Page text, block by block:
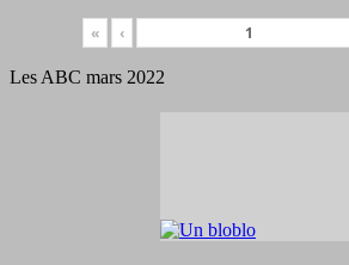
« ‹
Les ABC mars 2022